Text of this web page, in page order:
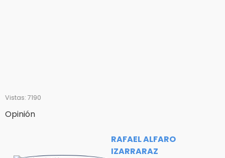
Vistas: 7190
Opinión
RAFAEL ALFARO
IZARRARAZ